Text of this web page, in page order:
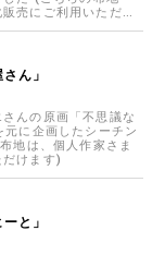
売にご利用いただけ
ん」
んの原画「不思議な
に企画したシーチン
地は、個人作家さま
けます)
と」